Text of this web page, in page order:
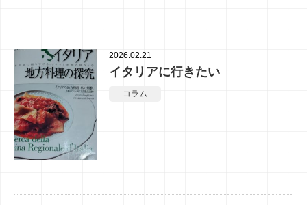
2026.02.21
イタリアに行きたい
コラム